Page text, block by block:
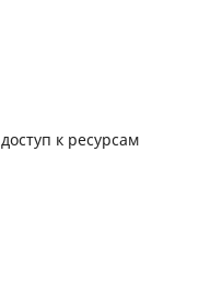
к ресурсам